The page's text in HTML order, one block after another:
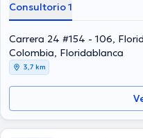
Consultorio 1
Carrera 24 #154 - 106,
Colombia, Floridablanca
3,7 km